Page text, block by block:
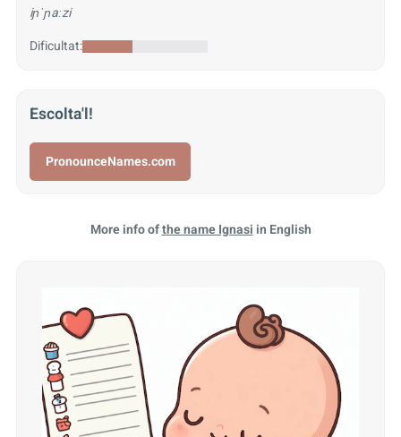
iɲˈɲaːzi
Dificultat:
Escolta'l!
PronounceNames.com
More info ofthe name Ignasiin English